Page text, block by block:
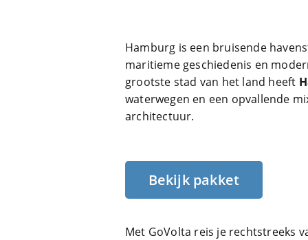
Hamburg is een bruisende
maritieme geschiedenis en
grootste stad van het land heeft
waterwegen en een opvallende
architectuur.
Bekijk pakket
Met GoVolta reis je rechtstreeks